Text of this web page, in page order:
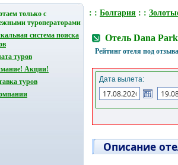
только с
туроператорами
система поиска
туров
Акции!
туров
: : Болгария : :
Отель Dana
Рейтинг отеля под
Дата вылета:
Описание